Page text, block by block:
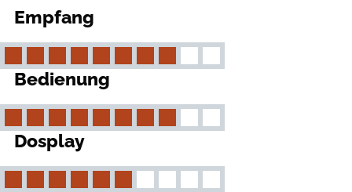
Empfang
Bedienung
Dosplay